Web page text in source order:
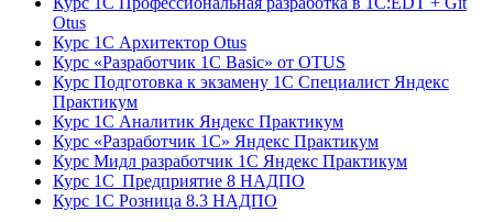
Otus
Курс 1С Архитектор Otus
Курс «Разработчик 1С Basic» от OTUS
Курс Подготовка к экзамену 1С Специалист Яндекс
Практикум
Курс 1С Аналитик Яндекс Практикум
Курс «Разработчик 1С» Яндекс Практикум
Курс Мидл разработчик 1С Яндекс Практикум
Курс 1С Предприятие 8 НАДПО
Курс 1С Розница 8.3 НАДПО